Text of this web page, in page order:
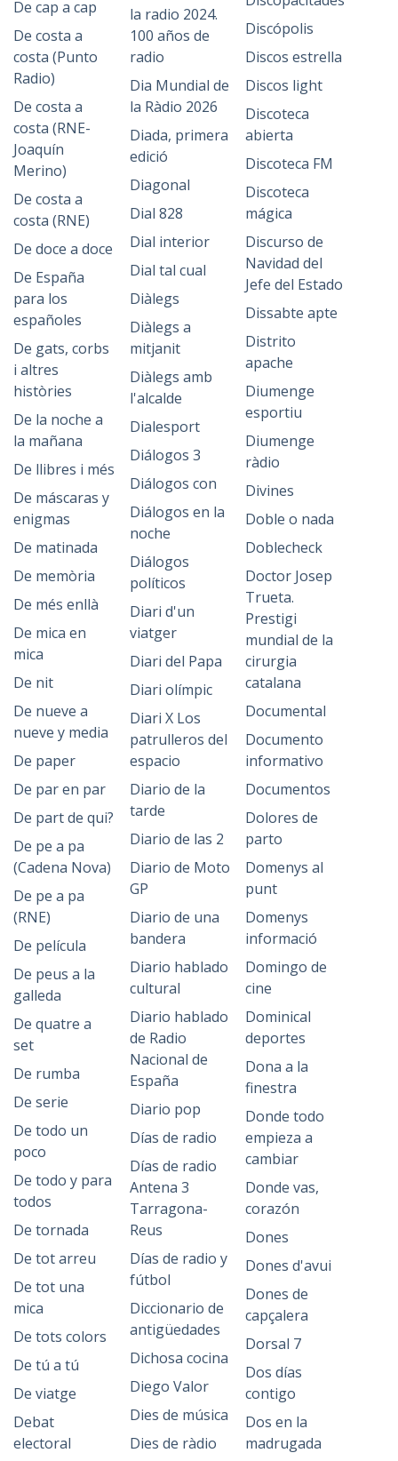
De cap a cap
De costa a
costa (Punto
Radio)
De costa a
costa (RNE-
Joaquín
Merino)
De costa a
costa (RNE)
De doce a doce
De España
para los
españoles
De gats, corbs
i altres
històries
De la noche a
la mañana
De llibres i més
De máscaras y
enigmas
De matinada
De memòria
De més enllà
De mica en
mica
De nit
De nueve a
nueve y media
De paper
De par en par
De part de qui?
De pe a pa
(Cadena Nova)
De pe a pa
(RNE)
De película
De peus a la
galleda
De quatre a
set
De rumba
De serie
De todo un
poco
De todo y para
todos
De tornada
De tot arreu
De tot una
mica
De tots colors
De tú a tú
De viatge
Debat
electoral
la radio 2024.
100 años de
radio
Dia Mundial de
la Ràdio 2026
Diada, primera
edició
Diagonal
Dial 828
Dial interior
Dial tal cual
Diàlegs
Diàlegs a
mitjanit
Diàlegs amb
l'alcalde
Dialesport
Diálogos 3
Diálogos con
Diálogos en la
noche
Diálogos
políticos
Diari d'un
viatger
Diari del Papa
Diari olímpic
Diari X Los
patrulleros del
espacio
Diario de la
tarde
Diario de las 2
Diario de Moto
GP
Diario de una
bandera
Diario hablado
cultural
Diario hablado
de Radio
Nacional de
España
Diario pop
Días de radio
Días de radio
Antena 3
Tarragona-
Reus
Días de radio y
fútbol
Diccionario de
antigüedades
Dichosa cocina
Diego Valor
Dies de música
Dies de ràdio
Discópolis
Discos estrella
Discos light
Discoteca
abierta
Discoteca FM
Discoteca
mágica
Discurso de
Navidad del
Jefe del Estado
Dissabte apte
Distrito
apache
Diumenge
esportiu
Diumenge
ràdio
Divines
Doble o nada
Doblecheck
Doctor Josep
Trueta.
Prestigi
mundial de la
cirurgia
catalana
Documental
Documento
informativo
Documentos
Dolores de
parto
Domenys al
punt
Domenys
informació
Domingo de
cine
Dominical
deportes
Dona a la
finestra
Donde todo
empieza a
cambiar
Donde vas,
corazón
Dones
Dones d'avui
Dones de
capçalera
Dorsal 7
Dos días
contigo
Dos en la
madrugada